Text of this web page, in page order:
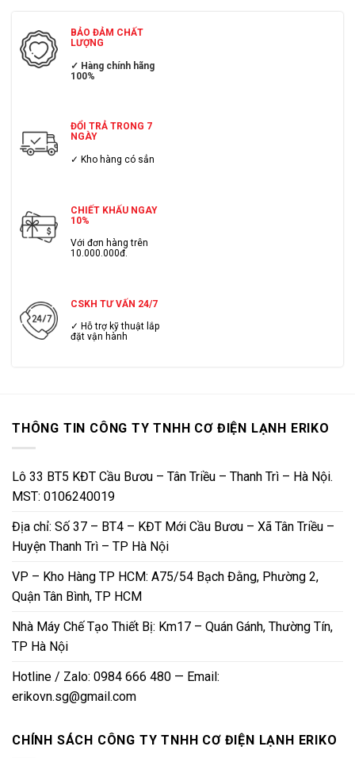
BẢO ĐẢM CHẤT
LƯỢNG
✓ Hàng chính hãng
100%
ĐỔI TRẢ TRONG 7
NGÀY
✓ Kho hàng có sẳn
CHIẾT KHẤU NGAY
10%
Với đơn hàng trên
10.000.000đ.
CSKH TƯ VẤN 24/7
✓ Hỗ trợ kỹ thuật lắp
đặt vận hành
THÔNG TIN CÔNG TY TNHH CƠ ĐIỆN LẠNH ERIKO
Lô 33 BT5 KĐT Cầu Bươu – Tân Triều – Thanh Trì – Hà Nội.
MST: 0106240019
Địa chỉ: Số 37 – BT4 – KĐT Mới Cầu Bươu – Xã Tân Triều –
Huyện Thanh Trì – TP Hà Nội
VP – Kho Hàng TP HCM: A75/54 Bạch Đằng, Phường 2,
Quận Tân Bình, TP HCM
Nhà Máy Chế Tạo Thiết Bị: Km17 – Quán Gánh, Thường Tín,
TP Hà Nội
Hotline / Zalo: 0984 666 480 — Email:
erikovn.sg@gmail.com
CHÍNH SÁCH CÔNG TY TNHH CƠ ĐIỆN LẠNH ERIKO